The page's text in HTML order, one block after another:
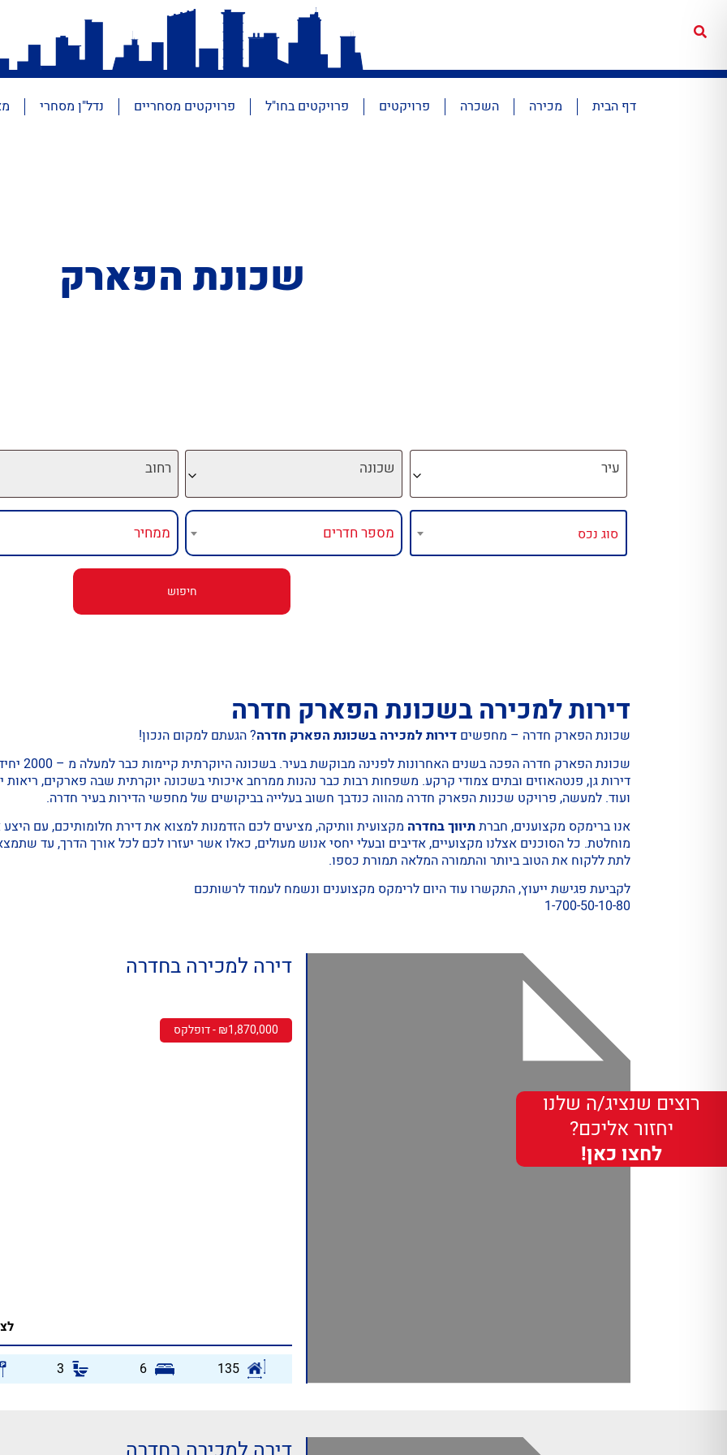
דף הבית מכירה השכרה פרויקטים פרויקטים בחו"ל פרויקטים מסחריים נדל"ן מסחרי
שכונת הפארק
עיר שכונה רחוב
דירות למכירה בשכונת הפארק חדרה
שכונת הפארק חדרה – מחפשיםדירות למכירה בשכונת הפארק חדרה? הגעתם למקום הנכון!
שכונת
דירות גן, פנטהאוזים ובתים צמודי קרקע. משפחות רבות כבר נהנות ממרחב איכותי בשכונה יוקרתית שבה פארקים,
ועוד. למעשה, פרויקט שכנות הפארק חדרה מהווה כנדבך חשוב בעלייה בביקושים של מחפשי הדירות בעיר חדרה.
אנו ברימקס מקצוענים, חברתתיווך בחדרה מקצועית וותיקה, מציעים לכם הזדמנות למצוא את דירת חלומותיכם, עם
מוחלטת. כל הסוכנים אצלנו מקצועיים, אדיבים ובעלי יחסי אנוש מעולים, כאלו אשר יעזרו לכם לכל אורך הדרך, עד
לתת ללקוח את הטוב ביותר והתמורה המלאה תמורת כספו.
לקביעת פגישת ייעוץ, התקשרו עוד היום לרימקס מקצוענים ונשמח לעמוד לרשותכם
1-700-50-10-80
דירה למכירה בחדרה
₪1,870,000 - דופלקס
135
6
3
רוצים שנציג/ה שלנו
יחזור אליכם?
לחצו כאן!